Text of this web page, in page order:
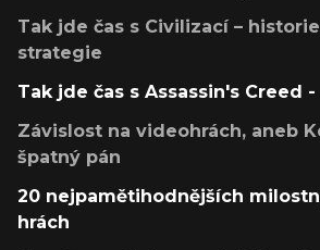
Tak jde čas s Civilizací –
strategie
Tak jde čas s Assassin's Creed
Závislost na videohrách, aneb
špatný pán
20 nejpamětihodnějších
hrách